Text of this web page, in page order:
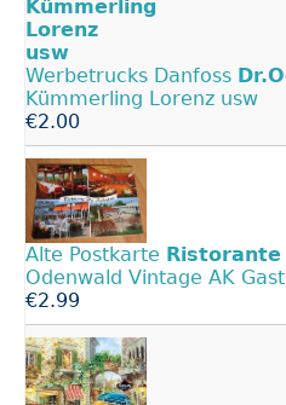
Werbetrucks Danfoss
Kümmerling Lorenz usw
€2.00
Alte Postkarte Ristorante
Odenwald Vintage AK
€2.99